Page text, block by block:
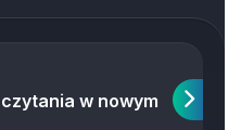
w nowym